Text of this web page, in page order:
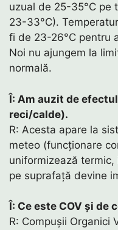
uzual de 25-35°C pe
23-33°C).
fi de 23-26°C pentru
Noi nu ajungem la
normală.
Î: Am auzit de
reci/calde).
R: Acesta apare la
meteo (funcționare
uniformizează
pe suprafață devine
Î: Ce este COV și de
R: Compușii Organici